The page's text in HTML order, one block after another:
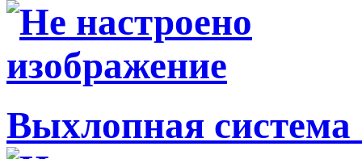
Выхлопная система